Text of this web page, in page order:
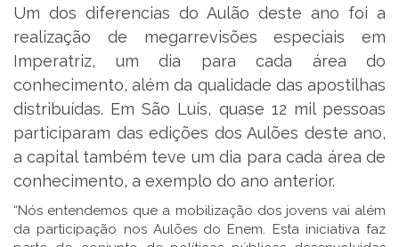
Um dos diferencias do Aulão deste ano foi a
realização de megarrevisões especiais em
Imperatriz, um dia para cada área do
conhecimento, além da qualidade das apostilhas
distribuídas. Em São Luís, quase 12 mil pessoas
participaram das edições dos Aulões deste ano,
a capital também teve um dia para cada área de
conhecimento, a exemplo do ano anterior.
“Nós entendemos que a mobilização dos jovens vai além
da participação nos Aulões do Enem. Esta iniciativa faz